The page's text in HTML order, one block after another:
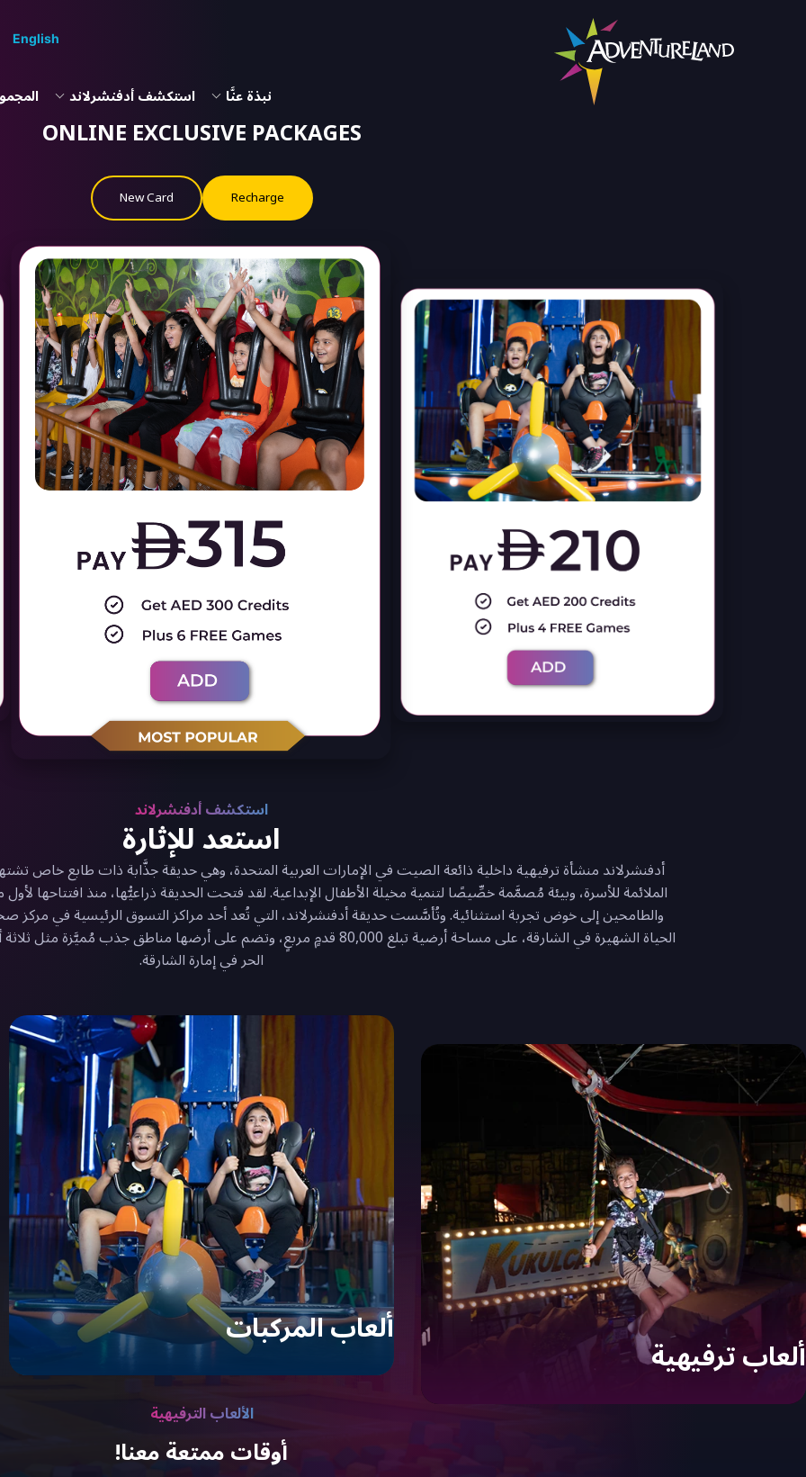
English
نبذة عنَّا استكشف أدفنشرلاند
ONLINE EXCLUSIVE PACKAGES
Recharge
New Card
استكشف أدفنشرلاند
استعد للإثارة
أدفنشرلاند منشأة ترفيهية داخلية ذائعة الصيت في الإمارات العربية المتحدة، وهي حديقة جذَّابة ذات طابع خاص تشتهر
والطامحين إلى خوض تجربة استثنائية. وتُأسَّست حديقة أدفنشرلاند، التي تُعد أحد مراكز التسوق الرئيسية في مركز
الحياة الشهيرة في الشارقة، على مساحة أرضية تبلغ 80,000 قدمٍ مربعٍ، وتضم على أرضها
الحر في إمارة الشارقة.
ألعاب ترفيهية
ألعاب المركبات
الألعاب الترفيهية
أوقات ممتعة معنا!